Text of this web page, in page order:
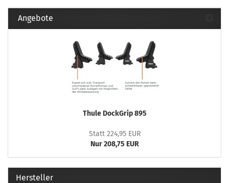
Angebote
Thule DockGrip 895
Statt 224,95 EUR
Nur 208,75 EUR
Hersteller